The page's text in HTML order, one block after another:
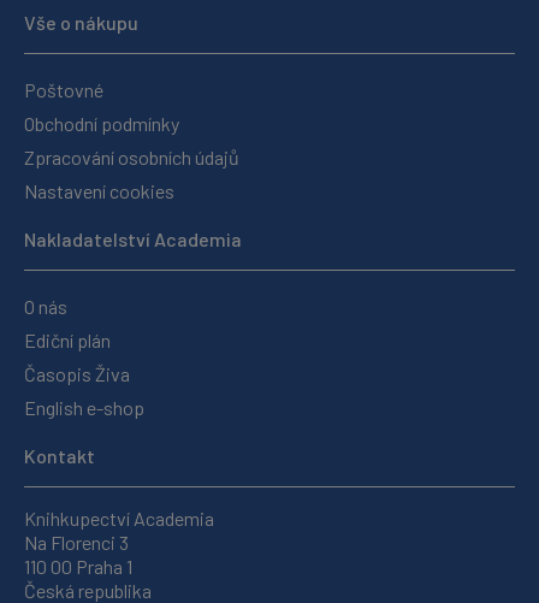
Vše o nákupu
Poštovné
Obchodní podmínky
Zpracování osobních údajů
Nastavení cookies
Nakladatelství Academia
O nás
Ediční plán
Časopis Živa
English e-shop
Kontakt
Knihkupectví Academia
Na Florenci 3
110 00 Praha 1
Česká republika